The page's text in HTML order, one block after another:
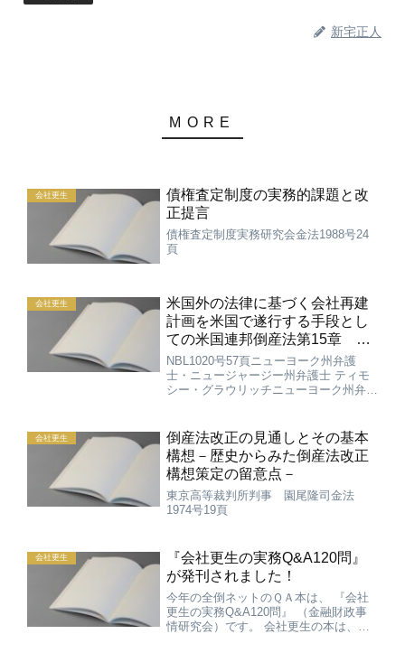
新宅正人
会社更生
債権査定制度の実務的課題と改
正提言
債権査定制度実務研究会金法1988号24
頁
会社更生
米国外の法律に基づく会社再建
計画を米国で遂行する手段とし
ての米国連邦倒産法第15章 －
エルピーダメモリ事件
NBL1020号57頁ニューヨーク州弁護
士・ニュージャージー州弁護士 ティモ
シー・グラウリッチニューヨーク州弁護
ュージャージー州弁護士 ジェームス・
I・マクラーミーニュー...
会社更生
倒産法改正の見通しとその基本
構想－歴史からみた倒産法改正
構想策定の留意点－
東京高等裁判所判事 園尾隆司金法
1974号19頁
会社更生
『会社更生の実務Q&A120問』
が発刊されました！
今年の全倒ネットのＱＡ本は、 『会社
更生の実務Q&A120問』 （金融財政事
情研究会）です。 会社更生の本は、事